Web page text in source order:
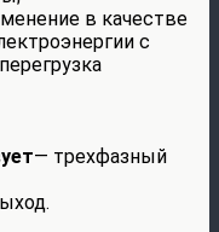
в качестве
с
— трехфазный